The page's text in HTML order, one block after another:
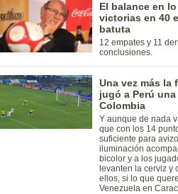
El balance en
victorias en 40
batuta
12 empates y 11
conclusiones.
Una vez más
jugó a Perú
Colombia
Y aunque de nada
que con los 14
suficiente para
iluminación
bicolor y a los
levanten la cerviz y
ellos, si lo que
Venezuela en